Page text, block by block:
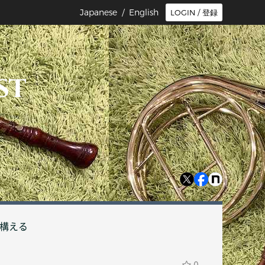
LOGIN / 登録
Japanese / English
える